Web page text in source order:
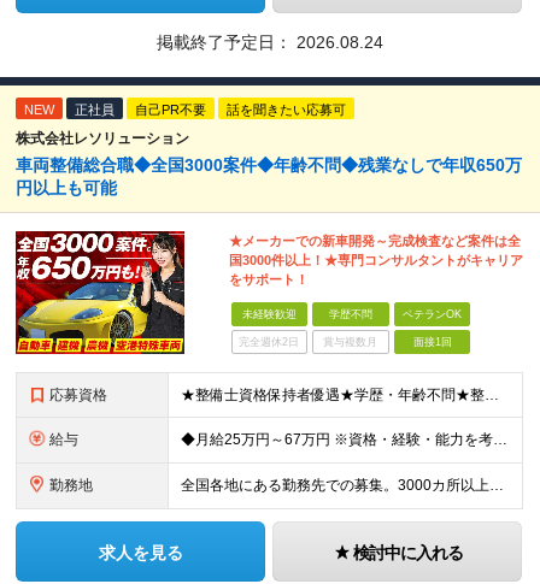
掲載終了予定日： 2026.08.24
NEW 正社員 自己PR不要 話を聞きたい応募可
株式会社レソリューション
車両整備総合職◆全国3000案件◆年齢不問◆残業なしで年収650万
円以上も可能
★メーカーでの新車開発～完成検査など案件は全
国3000件以上！★専門コンサルタントがキャリア
をサポート！
未経験歓迎 学歴不問 ベテランOK
完全週休2日 賞与複数月 面接1回
応募資格 ★整備士資格保持者優遇★学歴・年齢不問★整備経験者・既卒者・第二新卒・車業界経験者・未経験者歓迎！ ◎経験や資格を活かしてキャリアアップしたい方 ◎ライフスタイルに合った働き方を求めている方 ◎技術
給与 ◆月給25万円～67万円 ※資格・経験・能力を考慮の上、優遇 ※現年収・年齢・経験・資格・能力等、総合的に考慮し、決定します。 ※自動車整備の実務経験がある方はご相談ください！ ※試用期間有(同待遇/
勤務地 全国各地にある勤務先での募集。3000カ所以上から希望を考慮し決定。 ★転居を伴う転勤なし。 ★遠方からのご応募も歓迎！引越など赴任に伴う費用、家賃は全額負担します（会社規定による）。 ★請負先
求人を見る 検討中に入れる